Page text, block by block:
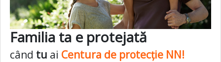
Familia ta e protejată
când tu ai Centura de protecție NN!